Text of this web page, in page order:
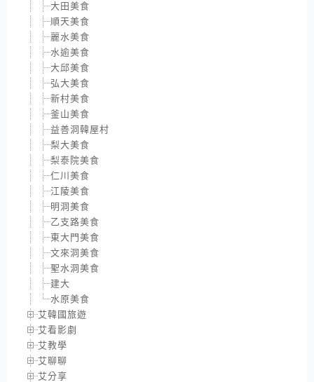
大田美食
順天美食
麗水美食
水逾美食
大邱美食
弘大美食
新村美食
釜山美食
益善洞韓屋村
梨大美食
梨泰院美食
仁川美食
江陵美食
明洞美食
乙支路美食
東大門美食
文來洞美食
聖水洞美食
建大
水原美食
艾韓國旅遊
艾看影劇
艾教學
艾聊聊
艾分享